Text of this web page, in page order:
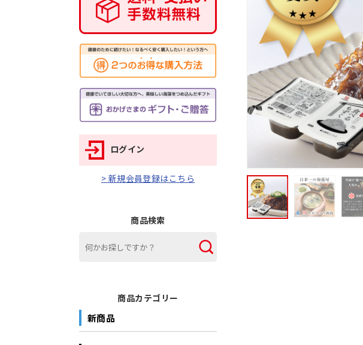
ログイン
> 新規会員登録はこちら
商品検索
商品カテゴリー
新商品